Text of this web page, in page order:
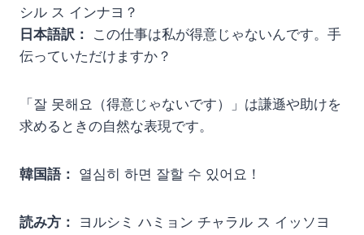
シル ス インナヨ？
日本語訳：
この仕事は私が得意じゃないんです。手
伝っていただけますか？
「잘 못해요（得意じゃないです）」は謙遜や助けを
求めるときの自然な表現です。
韓国語： 열심히 하면 잘할 수 있어요！
読み方：
ヨルシミ ハミョン チャラル ス イッソヨ